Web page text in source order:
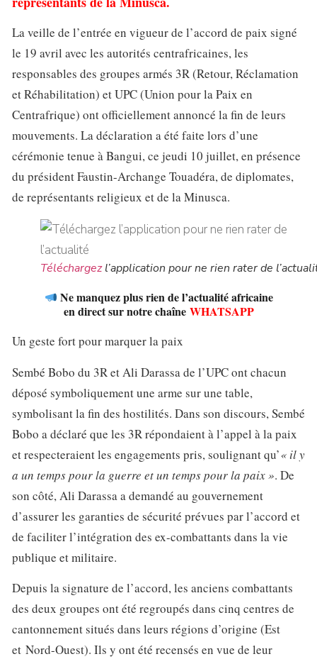
La veille de l’entrée en vigueur de l’accord de paix signé
le 19 avril avec les autorités centrafricaines, les
responsables des groupes armés 3R (Retour, Réclamation
et Réhabilitation) et UPC (Union pour la Paix en
Centrafrique) ont officiellement annoncé la fin de leurs
mouvements. La déclaration a été faite lors d’une
cérémonie tenue à Bangui, ce jeudi 10 juillet, en présence
du président Faustin-Archange Touadéra, de diplomates,
de représentants religieux et de la Minusca.
Téléchargezl’application pour ne rien rater de
Ne manquez plus rien de l’actualité africaine
en direct sur notre chaîne WHATSAPP
Un geste fort pour marquer la paix
Sembé Bobo du 3R et Ali Darassa de l’UPC ont chacun
déposé symboliquement une arme sur une table,
symbolisant la fin des hostilités. Dans son discours, Sembé
Bobo a déclaré que les 3R répondaient à l’appel à la paix
et respecteraient les engagements pris, soulignant qu’« il y
a un temps pour la guerre et un temps pour la paix ». De
son côté, Ali Darassa a demandé au gouvernement
d’assurer les garanties de sécurité prévues par l’accord et
de faciliter l’intégration des ex-combattants dans la vie
publique et militaire.
Depuis la signature de l’accord, les anciens combattants
des deux groupes ont été regroupés dans cinq centres de
cantonnement situés dans leurs régions d’origine (Est
et Nord-Ouest). Ils y ont été recensés en vue de leur